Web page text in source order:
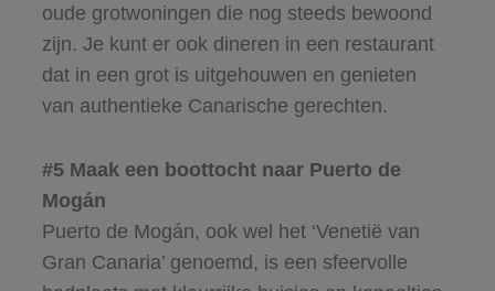
oude grotwoningen die nog steeds bewoond
zijn. Je kunt er ook dineren in een restaurant
dat in een grot is uitgehouwen en genieten
van authentieke Canarische gerechten.
#5 Maak een boottocht naar Puerto de
Mogán
Puerto de Mogán, ook wel het ‘Venetië van
Gran Canaria’ genoemd, is een sfeervolle